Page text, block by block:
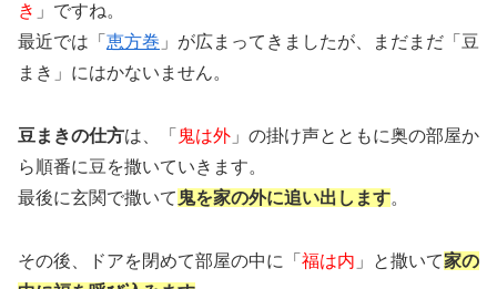
き 」ですね。
最近では「 恵方巻 」が広まってきましたが、まだまだ「豆
まき」にはかないません。
豆まきの仕方は、「 鬼は外 」の掛け声とともに奥の部屋か
ら順番に豆を撒いていきます。
最後に玄関で撒いて 鬼を家の外に追い出します。
その後、ドアを閉めて部屋の中に「 福は内 」と撒いて家の